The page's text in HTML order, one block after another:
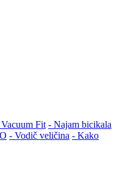
Fit - Najam bicikala
- Vodič veličina - Kako